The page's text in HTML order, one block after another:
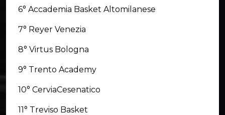
6° Accademia Basket Altomilanese
7° Reyer Venezia
8° Virtus Bologna
9° Trento Academy
10° CerviaCesenatico
11° Treviso Basket